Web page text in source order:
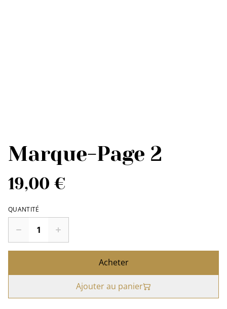
Marque-Page 2
19,00 €
QUANTITÉ
Acheter
Ajouter au panier